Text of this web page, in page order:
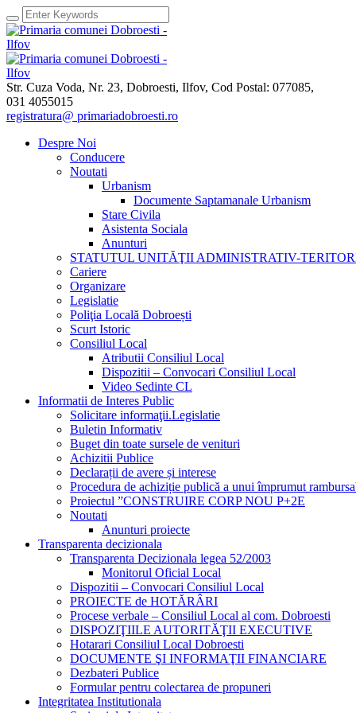
Str. Cuza Voda, Nr. 23, Dobroesti, Ilfov, Cod Postal: 077085,
031 4055015
registratura@ primariadobroesti.ro
Despre Noi
Conducere
Noutati
Urbanism
Documente Saptamanale Urbanism
Stare Civila
Asistenta Sociala
Anunturi
STATUTUL UNITĂŢII ADMINISTRATIV-
Cariere
Organizare
Legislatie
Poliţia Locală Dobroești
Scurt Istoric
Consiliul Local
Atributii Consiliul Local
Dispozitii – Convocari Consiliul Local
Video Sedinte CL
Informatii de Interes Public
Solicitare informaţii.Legislatie
Buletin Informativ
Buget din toate sursele de venituri
Achizitii Publice
Declarații de avere și interese
Procedura de achiziție publică a unui împrumut
Proiectul ”CONSTRUIRE CORP NOU P+2E
Noutati
Anunturi proiecte
Transparenta decizionala
Transparenta Decizionala legea 52/2003
Monitorul Oficial Local
Dispozitii – Convocari Consiliul Local
PROIECTE de HOTĂRÂRI
Procese verbale – Consiliul Local al com. Dobroesti
DISPOZIŢIILE AUTORITĂŢII EXECUTIVE
Hotarari Consiliul Local Dobroesti
DOCUMENTE ŞI INFORMAŢII FINANCIARE
Dezbateri Publice
Formular pentru colectarea de propuneri
Integritatea Institutionala